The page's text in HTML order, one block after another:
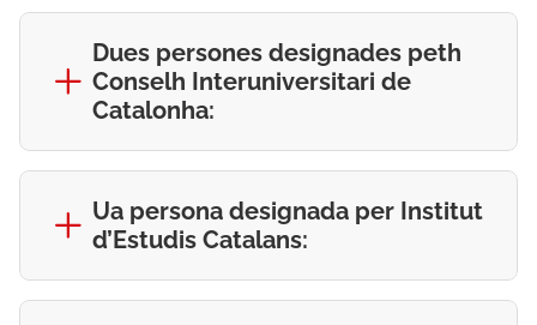
Dues persones designades peth
Conselh Interuniversitari de
Catalonha:
Ua persona designada per Institut
d’Estudis Catalans: